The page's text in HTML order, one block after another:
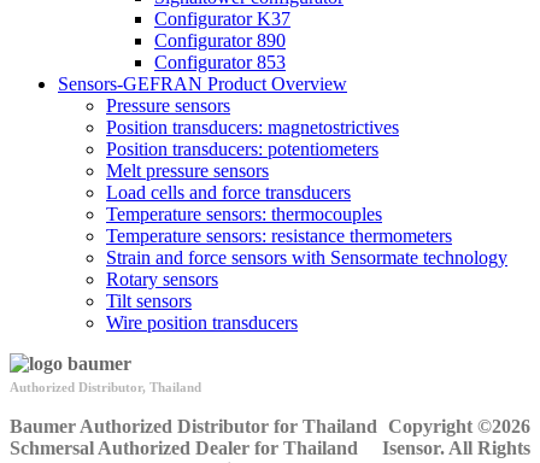
Configurator K37
Configurator 890
Configurator 853
Sensors-GEFRAN Product Overview
Pressure sensors
Position transducers: magnetostrictives
Position transducers: potentiometers
Melt pressure sensors
Load cells and force transducers
Temperature sensors: thermocouples
Temperature sensors: resistance thermometers
Strain and force sensors with Sensormate technology
Rotary sensors
Tilt sensors
Wire position transducers
Authorized Distributor, Thailand
Baumer Authorized Distributor for Thailand
Schmersal Authorized Dealer for Thailand
Copyright ©2026
Isensor. All Rights